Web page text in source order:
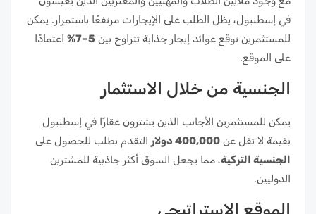
في إسطنبول، يظل الطلب على الإيجارات مرتفعًا باستمرار. يمكن
للمستثمرين توقع عوائد إيجار جذابة تتراوح بين 5–7%
اعتمادًا
على الموقع.
الجنسية من خلال الاستثمار
يمكن للمستثمرين الأجانب الذين يشترون عقارًا في إسطنبول
بقيمة لا تقل عن 400,000 دولار
التقدم بطلب للحصول على
الجنسية التركية، مما يجعل السوق أكثر جاذبية للمشترين
الدوليين.
الموقع الاستراتيجي